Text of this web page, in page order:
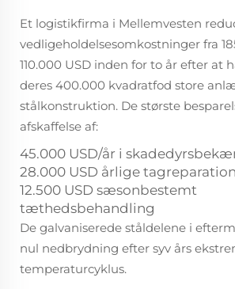
Et logistikfirma i Mellemvesten
vedligeholdelsesomkostninger fra
110.000 USD inden for to år efter at
deres 400.000 kvadratfod store
stålkonstruktion. De største
afskaffelse af:
45.000 USD/år i
28.000 USD årlige
12.500 USD sæsonbestemt
tæthedsbehandling
De galvaniserede ståldelene i
nul nedbrydning efter syv års
temperaturcyklus.